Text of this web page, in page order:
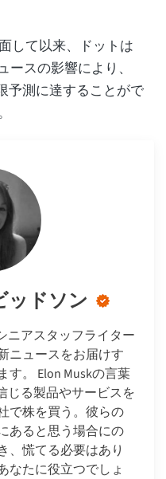
して以来、ドットは
スの影響により、
予測に達することがで
ッドソン
ニアスタッフライター
ニュースをお届けす
す。 Elon Muskの言葉
じる製品やサービスを
で株を買う。彼らの
あると思う場合にの
、慌てる必要はあり
なたに役立つでしょ